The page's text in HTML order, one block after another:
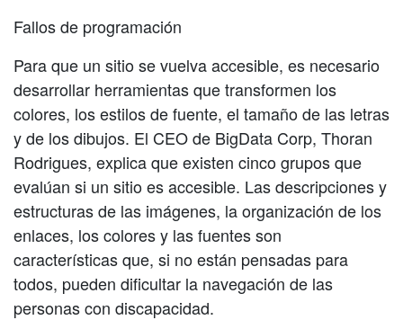
Fallos de programación
Para que un sitio se vuelva accesible, es necesario
desarrollar herramientas que transformen los
colores, los estilos de fuente, el tamaño de las letras
y de los dibujos. El CEO de BigData Corp, Thoran
Rodrigues, explica que existen cinco grupos que
evalúan si un sitio es accesible. Las descripciones y
estructuras de las imágenes, la organización de los
enlaces, los colores y las fuentes son
características que, si no están pensadas para
todos, pueden dificultar la navegación de las
personas con discapacidad.